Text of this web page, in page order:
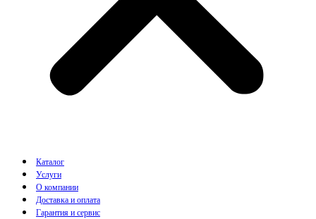
Каталог
Услуги
О компании
Доставка и оплата
Гарантия и сервис